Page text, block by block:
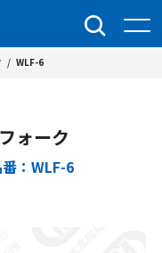
/ WLF-6
ォーク
：WLF-6